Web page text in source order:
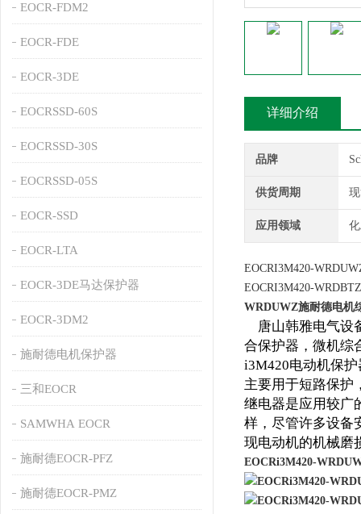
EOCR-FDM2
EOCR-FDE
EOCR-3DE
EOCRSSD-60S
EOCRSSD-30S
EOCRSSD-05S
EOCR-SSD
EOCR-LTA
EOCR-3DE马达保护器
EOCR-3DM2
施耐德电机保护器
三和EOCR
SAMWHA EOCR
施耐德EOCR-PFZ
施耐德EOCR-PMZ
详细介绍
品牌
供货周期
应用领域
EOCRI3M420-
EOCRI3M420-
WRDUWZ施耐德电机
唐山韩雅电气设
合保护器，微机综
i3M420电动机保
主要用于短路保护
继电器是应用较广
样，尽管许多设备
现电动机的机械磨
EOCRi3M420-